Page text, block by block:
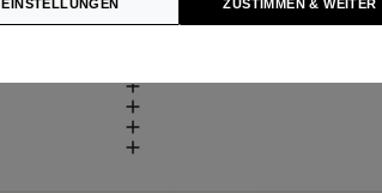
EINSTELLUNGEN ZUSTIMMEN & WEITER